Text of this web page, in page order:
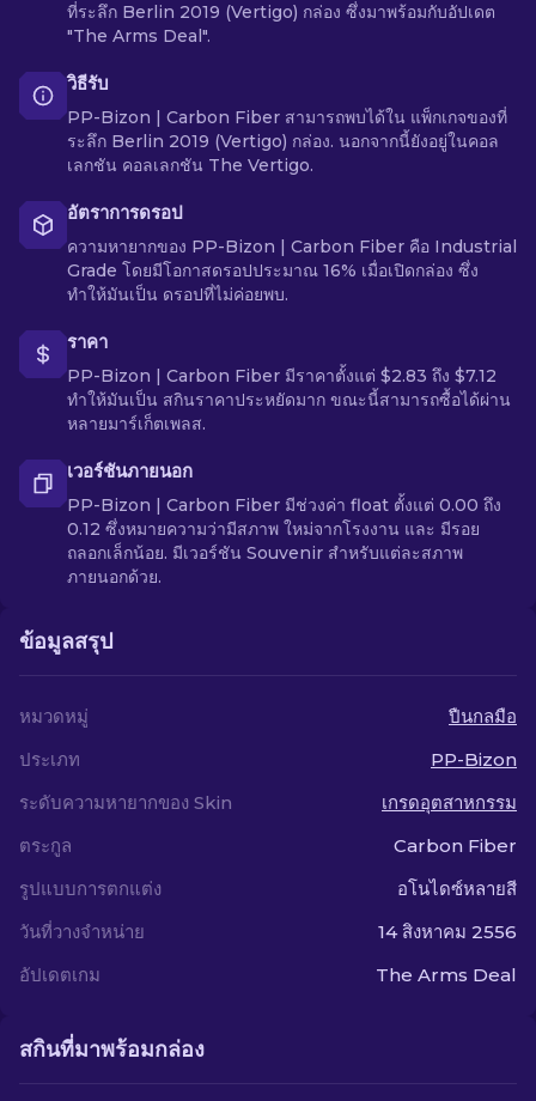
ที่ระลึก Berlin 2019 (Vertigo) กล่อง ซึ่งมาพร้อมกับอัปเดต
"The Arms Deal".
วิธีรับ
PP-Bizon | Carbon Fiber สามารถพบได้ใน แพ็กเกจของที่
ระลึก Berlin 2019 (Vertigo) กล่อง. นอกจากนี้ยังอยู่ในคอล
เลกชัน คอลเลกชัน The Vertigo.
อัตราการดรอป
ความหายากของ PP-Bizon | Carbon Fiber คือ Industrial
Grade โดยมีโอกาสดรอปประมาณ 16% เมื่อเปิดกล่อง ซึ่ง
ทำให้มันเป็น ดรอปที่ไม่ค่อยพบ.
ราคา
PP-Bizon | Carbon Fiber มีราคาตั้งแต่ $2.83 ถึง $7.12
ทำให้มันเป็น สกินราคาประหยัดมาก ขณะนี้สามารถซื้อได้ผ่าน
หลายมาร์เก็ตเพลส.
เวอร์ชันภายนอก
PP-Bizon | Carbon Fiber มีช่วงค่า float ตั้งแต่ 0.00 ถึง
0.12 ซึ่งหมายความว่ามีสภาพ ใหม่จากโรงงาน และ มีรอย
ถลอกเล็กน้อย. มีเวอร์ชัน Souvenir สำหรับแต่ละสภาพ
ภายนอกด้วย.
ข้อมูลสรุป
หมวดหมู่
ปืนกลมือ
ประเภท
PP-Bizon
ระดับความหายากของ Skin
เกรดอุตสาหกรรม
ตระกูล
Carbon Fiber
รูปแบบการตกแต่ง
อโนไดซ์หลายสี
วันที่วางจำหน่าย
14 สิงหาคม 2556
อัปเดตเกม
The Arms Deal
สกินที่มาพร้อมกล่อง